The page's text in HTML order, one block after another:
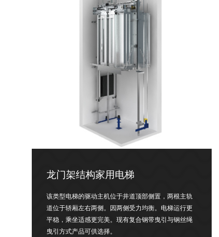
龙门架结构家用电梯
该类型电梯的驱动主机位于井道顶部侧置，两根主轨
道位于轿厢左右两侧。因两侧受力均衡。电梯运行更
平稳，乘坐适感更完美。现有复合钢带曳引与钢丝绳
曳引方式产品可供选择。